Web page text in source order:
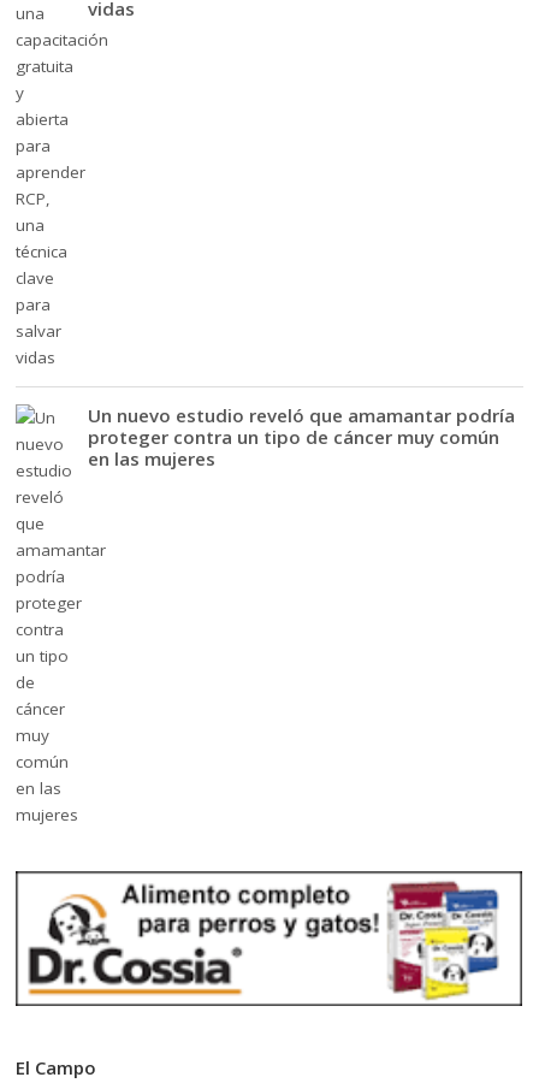
vidas
Un nuevo estudio reveló que amamantar podría
proteger contra un tipo de cáncer muy común
en las mujeres
El Campo